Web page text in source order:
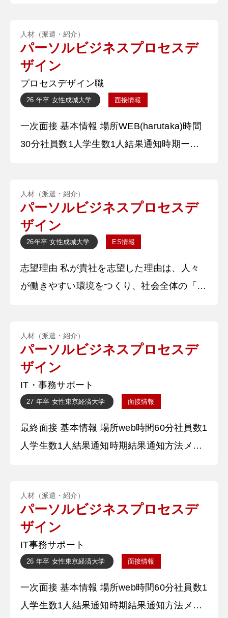
に対応する力です。飲食店のアルバイトで
は、予期せぬことが起きても、瞬時に優先順
位を判断し、効率的に行動する力が求められ
ました。 例えば、お客様がドリンクをこぼ
された際には、まずおしぼ
人材（派遣・紹介）
パーソルビジネスプロセスデ
ザイン
プロセスデザイン職
26 年卒 女性成城大学 面接情報
一次面接 基本情報 場所WEB(harutaka)時間
30分社員数1人学生数1人結果通知時期ー結
問】 なぜ○○課程を履修しているのですか？
【深堀質問回答】 入学前から教育学部では
ないですが、自分の学部で免許を取得できる
ことを知っていて、将来の選択肢を広げるた
め
人材（派遣・紹介）
パーソルビジネスプロセスデ
ザイン
26年卒 女性成城大学 ES情報
志望理由 私が貴社を志望した理由は、人々
が働きやすい環境をつくり、社会全体の「は
「組織」の成長を両立させて事業の成長に貢
献していくという強みに魅力を感じました。
社員インタビューで、任された業務だけでな
く、さらに新しいものを提案していくという
姿勢に感心し、私もそのように業務に努めて
いきたいと考えます。貴社で、相手の立
人材（派遣・紹介）
パーソルビジネスプロセスデ
ザイン
IT・事務サポート
27 年卒 女性東京経済大学 面接情報
最終面接 基本情報 場所web時間60分社員数1
人学生数1人結果通知時期結果通知方法メー
当を務めたことから学んだことを会計の際に
実践できたことでより○○についての関心と
興味が深まりました。○○部のマネージャー
の活動の中では、選手に求められていること
を正確にこなしていくために、選手一
人材（派遣・紹介）
パーソルビジネスプロセスデ
ザイン
IT事務サポート
26 年卒 女性東京経済大学 面接情報
一次面接 基本情報 場所web時間60分社員数1
人学生数1人結果通知時期結果通知方法メー